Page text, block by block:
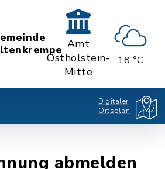
Amt
Ostholstein-
Mitte
18 °C
Digitaler
Ortsplan
abmelden